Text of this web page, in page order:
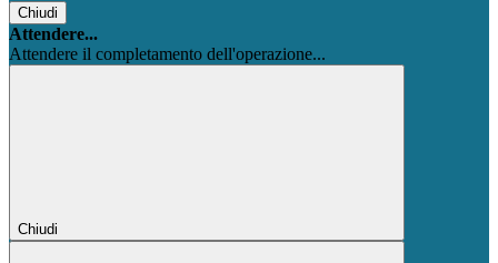
Chiudi
Attendere...
Attendere il completamento dell'operazione...
Chiudi